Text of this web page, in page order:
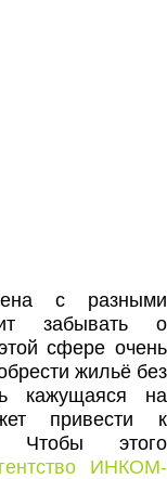
с разными
забывать о
сфере очень
жильё без
кажущаяся на
привести к
Чтобы этого
ИНКОМ-